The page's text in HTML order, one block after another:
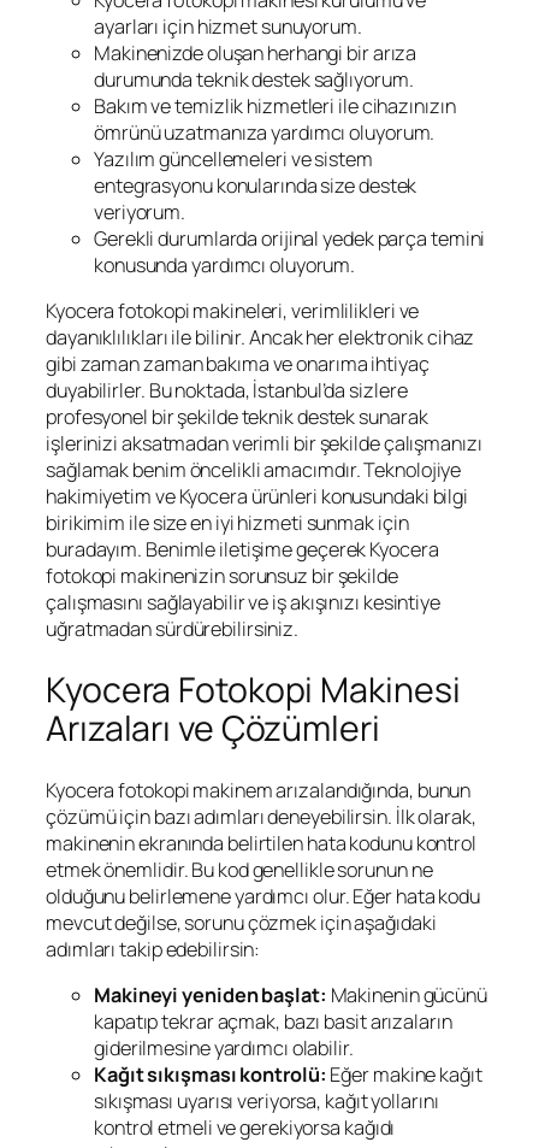
ayarları için hizmet sunuyorum.
Makinenizde oluşan herhangi bir arıza
durumunda teknik destek sağlıyorum.
Bakım ve temizlik hizmetleri ile cihazınızın
ömrünü uzatmanıza yardımcı oluyorum.
Yazılım güncellemeleri ve sistem
entegrasyonu konularında size destek
veriyorum.
Gerekli durumlarda orijinal yedek parça temini
konusunda yardımcı oluyorum.
Kyocera fotokopi makineleri, verimlilikleri ve
dayanıklılıkları ile bilinir. Ancak her elektronik cihaz
gibi zaman zaman bakıma ve onarıma ihtiyaç
duyabilirler. Bu noktada, İstanbul’da sizlere
profesyonel bir şekilde teknik destek sunarak
işlerinizi aksatmadan verimli bir şekilde çalışmanızı
sağlamak benim öncelikli amacımdır. Teknolojiye
hakimiyetim ve Kyocera ürünleri konusundaki bilgi
birikimim ile size en iyi hizmeti sunmak için
buradayım. Benimle iletişime geçerek Kyocera
fotokopi makinenizin sorunsuz bir şekilde
çalışmasını sağlayabilir ve iş akışınızı kesintiye
uğratmadan sürdürebilirsiniz.
Kyocera Fotokopi Makinesi
Arızaları ve Çözümleri
Kyocera fotokopi makinem arızalandığında, bunun
çözümü için bazı adımları deneyebilirsin. İlk olarak,
makinenin ekranında belirtilen hata kodunu kontrol
etmek önemlidir. Bu kod genellikle sorunun ne
olduğunu belirlemene yardımcı olur. Eğer hata kodu
mevcut değilse, sorunu çözmek için aşağıdaki
adımları takip edebilirsin:
Makineyi yeniden başlat: Makinenin gücünü
kapatıp tekrar açmak, bazı basit arızaların
giderilmesine yardımcı olabilir.
Kağıt sıkışması kontrolü: Eğer makine kağıt
sıkışması uyarısı veriyorsa, kağıt yollarını
kontrol etmeli ve gerekiyorsa kağıdı